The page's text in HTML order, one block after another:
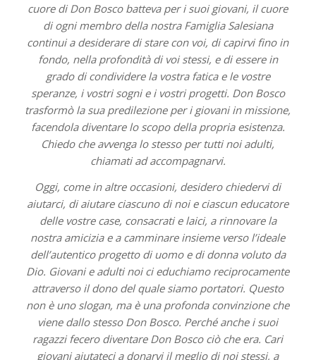
cuore di Don Bosco batteva per i suoi giovani, il cuore
di ogni membro della nostra Famiglia Salesiana
continui a desiderare di stare con voi, di capirvi fino in
fondo, nella profondità di voi stessi, e di essere in
grado di condividere la vostra fatica e le vostre
speranze, i vostri sogni e i vostri progetti. Don Bosco
trasformò la sua predilezione per i giovani in missione,
facendola diventare lo scopo della propria esistenza.
Chiedo che avvenga lo stesso per tutti noi adulti,
chiamati ad accompagnarvi.
Oggi, come in altre occasioni, desidero chiedervi di
aiutarci, di aiutare ciascuno di noi e ciascun educatore
delle vostre case, consacrati e laici, a rinnovare la
nostra amicizia e a camminare insieme verso l’ideale
dell’autentico progetto di uomo e di donna voluto da
Dio. Giovani e adulti noi ci educhiamo reciprocamente
attraverso il dono del quale siamo portatori. Questo
non è uno slogan, ma è una profonda convinzione che
viene dallo stesso Don Bosco. Perché anche i suoi
ragazzi fecero diventare Don Bosco ciò che era. Cari
giovani aiutateci a donarvi il meglio di noi stessi, a